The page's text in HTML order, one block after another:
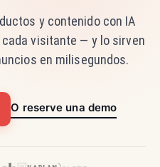
y contenido con IA
visitante — y lo sirven
en milisegundos.
O reserve una demo